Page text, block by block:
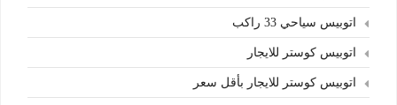
اتوبيس سياحي 33 راكب
اتوبيس كوستر للايجار
اتوبيس كوستر للايجار بأقل سعر